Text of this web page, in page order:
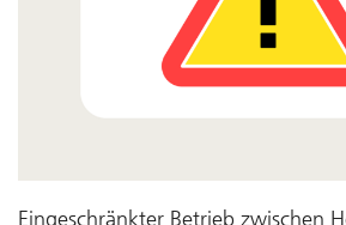
Eingeschränkter Betrieb zwischen